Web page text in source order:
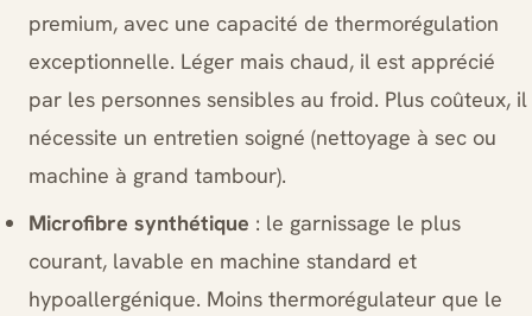
premium, avec une capacité de thermorégulation
exceptionnelle. Léger mais chaud, il est apprécié
par les personnes sensibles au froid. Plus coûteux, il
nécessite un entretien soigné (nettoyage à sec ou
machine à grand tambour).
Microfibre synthétique : le garnissage le plus
courant, lavable en machine standard et
hypoallergénique. Moins thermorégulateur que le